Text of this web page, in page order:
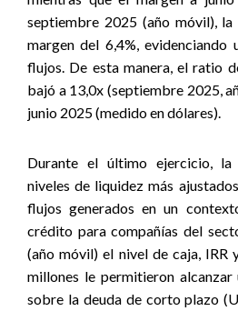
septiembre 2025 (año móvil), la
margen del 6,4%, evidenciando
flujos. De esta manera, el ratio
bajó a 13,0x (septiembre 2025,
junio 2025 (medido en dólares).
Durante el último ejercicio, la
niveles de liquidez más
flujos generados en un
crédito para compañías del
(año móvil) el nivel de caja, IRR
millones le permitieron
sobre la deuda de corto plazo